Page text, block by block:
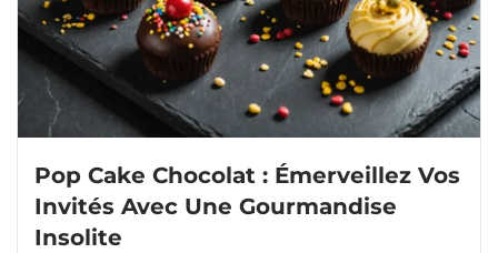
Pop Cake Chocolat : Émerveillez Vos
Invités Avec Une Gourmandise
Insolite